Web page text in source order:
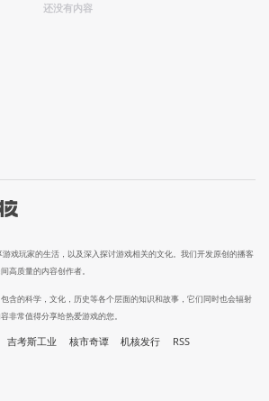
还没有内容
戏玩家的生活，以及深入探讨游戏相关的文化。我们开发原创的播客
高质量的内容创作者。
含的科学，文化，历史等各个层面的知识和故事，它们同时也会辐射
非常值得分享给热爱游戏的您。
吉考斯工业 核市奇谭 机核发行 RSS